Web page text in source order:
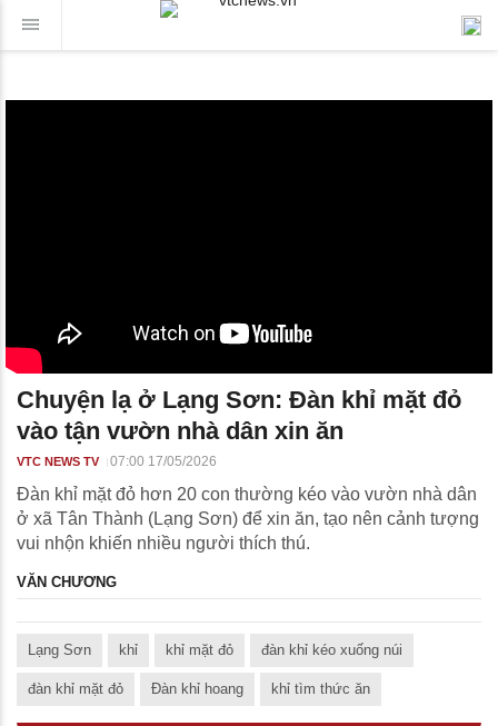
Chuyện lạ ở Lạng Sơn: Đàn khỉ mặt đỏ
vào tận vườn nhà dân xin ăn
VTC NEWS TV 07:00 17/05/2026
Đàn khỉ mặt đỏ hơn 20 con thường kéo vào vườn nhà dân
ở xã Tân Thành (Lạng Sơn) để xin ăn, tạo nên cảnh tượng
vui nhộn khiến nhiều người thích thú.
VĂN CHƯƠNG
Lạng Sơn khỉ khỉ mặt đỏ đàn khỉ kéo xuống núi
đàn khỉ mặt đỏ Đàn khỉ hoang khỉ tìm thức ăn